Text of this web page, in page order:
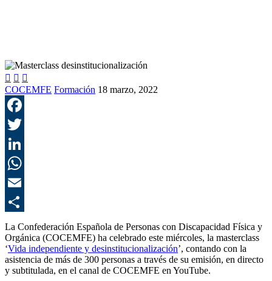
  
COCEMFE Formación 18 marzo, 2022
La Confederación Española de Personas con Discapacidad Física y
Orgánica (COCEMFE) ha celebrado este miércoles, la masterclass
‘Vida independiente y desinstitucionalización’, contando con la
asistencia de más de 300 personas a través de su emisión, en directo
y subtitulada, en el canal de COCEMFE en YouTube.